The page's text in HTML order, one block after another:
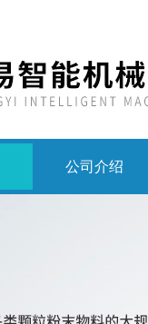
公司介绍